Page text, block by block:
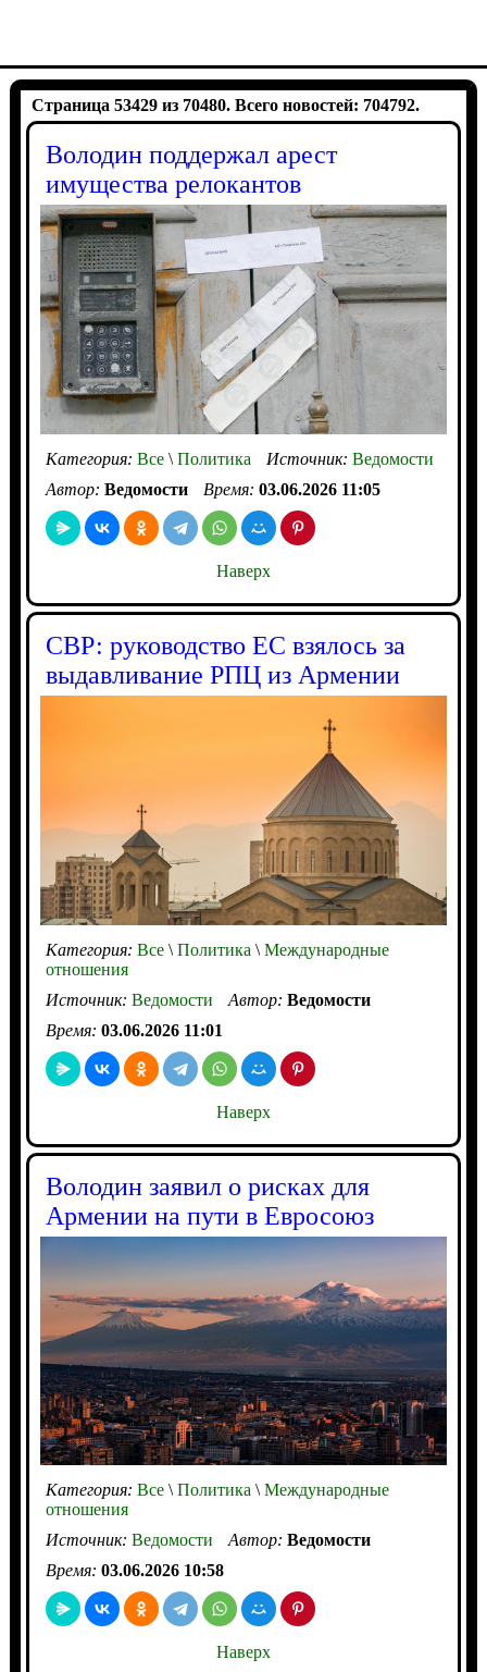
Страница 53429 из 70480. Всего новостей: 704792.
Володин поддержал арест
имущества релокантов
Категория: Все\Политика Источник: Ведомости
Автор: Ведомости Время: 03.06.2026 11:05
Наверх
СВР: руководство ЕС взялось за
выдавливание РПЦ из Армении
Категория: Все\Политика \Международные
отношения
Источник: Ведомости Автор: Ведомости
Время: 03.06.2026 11:01
Наверх
Володин заявил о рисках для
Армении на пути в Евросоюз
Категория: Все\Политика\Международные
отношения
Источник: Ведомости Автор: Ведомости
Время: 03.06.2026 10:58
Наверх